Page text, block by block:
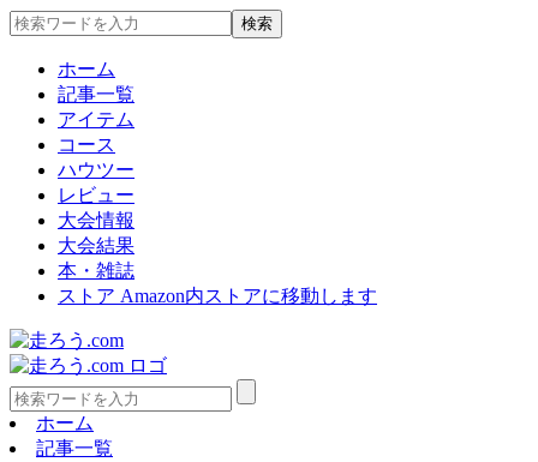
ホーム
記事一覧
アイテム
コース
ハウツー
レビュー
大会情報
大会結果
本・雑誌
ストア Amazon内ストアに移動します
ホーム
記事一覧